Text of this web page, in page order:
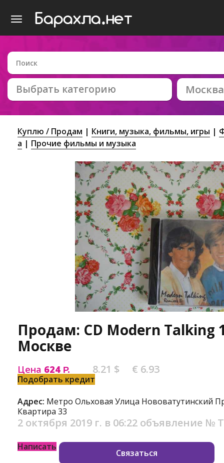
Выбрать категорию Москва
Куплю / Продам Книги, музыка, фильмы, игры
а
Прочие фильмы и музыка
Продам: CD Modern Talking
Москве
Цена 624 Р. 8.21 $ € 6.93
Подобрать кредит
Адрес: Метро Ольховая Улица Нововатутинский
Квартира 33
2 октября 2019 г. в 06:22 объявление №
Написать
Связаться